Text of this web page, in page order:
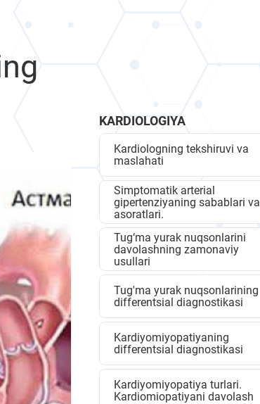
KARDIOLOGIYA
Kardiologning tekshiruvi va
maslahati
Simptomatik arterial
gipertenziyaning sabablari va
asoratlari.
Tug‘ma yurak nuqsonlarini
davolashning zamonaviy
usullari
Tug'ma yurak nuqsonlarining
differentsial diagnostikasi
Kardiyomiyopatiyaning
differentsial diagnostikasi
Kardiyomiyopatiya turlari.
Kardiomiopatiyani davolash